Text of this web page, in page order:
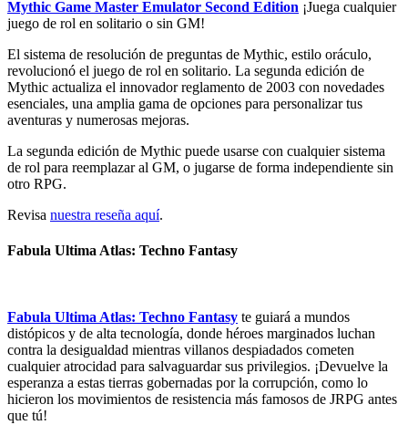
Mythic Game Master Emulator Second Edition ¡Juega cualquier
juego de rol en solitario o sin GM!
El sistema de resolución de preguntas de Mythic, estilo oráculo,
revolucionó el juego de rol en solitario. La segunda edición de
Mythic actualiza el innovador reglamento de 2003 con novedades
esenciales, una amplia gama de opciones para personalizar tus
aventuras y numerosas mejoras.
La segunda edición de Mythic puede usarse con cualquier sistema
de rol para reemplazar al GM, o jugarse de forma independiente sin
otro RPG.
Revisa nuestra reseña aquí.
Fabula Ultima Atlas: Techno Fantasy
Fabula Ultima Atlas: Techno Fantasy te guiará a mundos
distópicos y de alta tecnología, donde héroes marginados luchan
contra la desigualdad mientras villanos despiadados cometen
cualquier atrocidad para salvaguardar sus privilegios. ¡Devuelve la
esperanza a estas tierras gobernadas por la corrupción, como lo
hicieron los movimientos de resistencia más famosos de JRPG antes
que tú!